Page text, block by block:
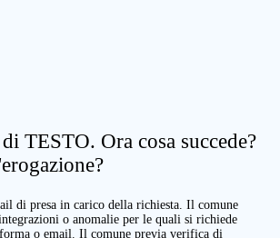
TESTO. Ora cosa succede?
di presa in carico della richiesta. Il comune
o anomalie per le quali si richiede
o email. Il comune previa verifica di